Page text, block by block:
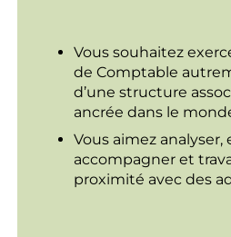
Vous souhaitez
de Comptable
d’une structure
ancrée dans le
Vous aimez analyser,
accompagner et
proximité avec des